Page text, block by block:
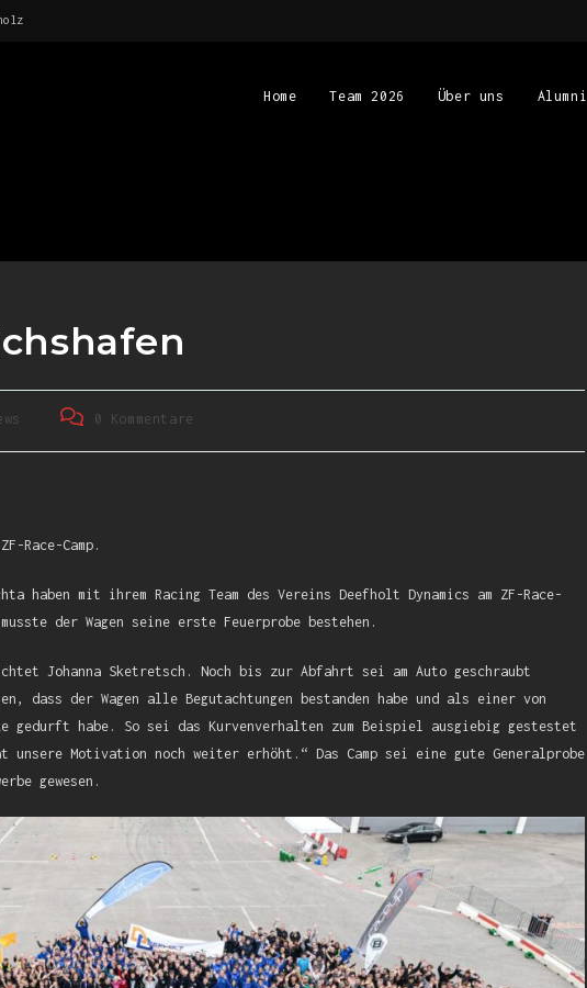
Home Team 2026 Über uns Alumni
0 Kommentare
Race-Camp.
haben mit ihrem Racing Team des Vereins Deefholt Dynamics am ZF-Race-
der Wagen seine erste Feuerprobe bestehen.
Johanna Sketretsch. Noch bis zur Abfahrt sei am Auto geschraubt
dass der Wagen alle Begutachtungen bestanden habe und als einer von
gedurft habe. So sei das Kurvenverhalten zum Beispiel ausgiebig gestestet
Motivation noch weiter erhöht.“ Das Camp sei eine gute Generalprobe
gewesen.